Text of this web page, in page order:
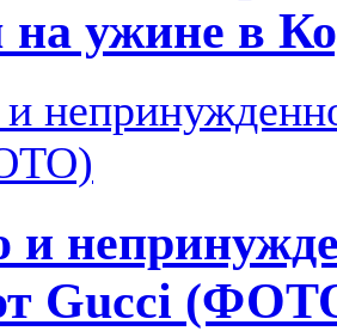
на ужине в
и
Gucci